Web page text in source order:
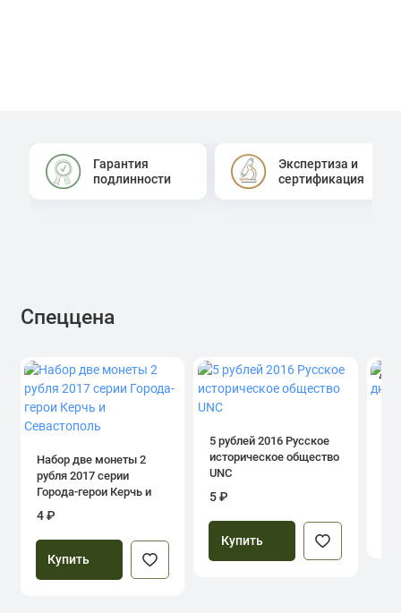
Гарантия
подлинности
Экспертиза и
сертификация
Спеццена
Набор две монеты 2
рубля 2017 серии
Города-герои Керчь и
Севастополь
4 ₽
Купить
5 рублей 2016 Русское
историческое общество
UNC
5 ₽
Купить
4.0